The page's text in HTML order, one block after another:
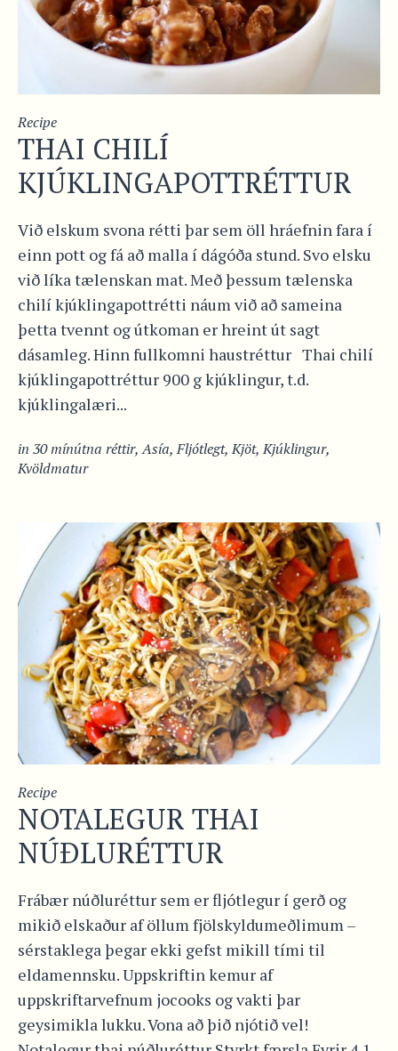
Recipe
THAI CHILÍ
KJÚKLINGAPOTTRÉTTUR
Við elskum svona rétti þar sem öll hráefnin fara í
einn pott og fá að malla í dágóða stund. Svo elsku
við líka tælenskan mat. Með þessum tælenska
chilí kjúklingapottrétti náum við að sameina
þetta tvennt og útkoman er hreint út sagt
dásamleg. Hinn fullkomni haustréttur Thai chilí
kjúklingapottréttur 900 g kjúklingur, t.d.
kjúklingalæri...
in 30 mínútna réttir,Asía,Fljótlegt,Kjöt,Kjúklingur,
Kvöldmatur
Recipe
NOTALEGUR THAI
NÚÐLURÉTTUR
Frábær núðluréttur sem er fljótlegur í gerð og
mikið elskaður af öllum fjölskyldumeðlimum –
sérstaklega þegar ekki gefst mikill tími til
eldamennsku. Uppskriftin kemur af
uppskriftarvefnum jocooks og vakti þar
geysimikla lukku. Vona að þið njótið vel!